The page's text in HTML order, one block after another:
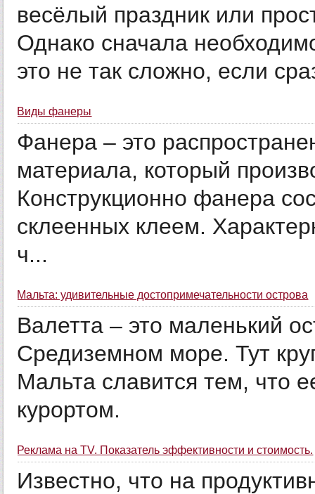
весёлый праздник или
Однако сначала
это не так сложно, если
Виды фанеры
Фанера – это
материала, который
Конструкционно фанера
склеенных клеем.
ч...
Мальта: удивительные достопримечательности острова
Валетта – это маленький
Средиземном море. Тут
Мальта славится тем, что
курортом.
Реклама на TV. Показатель эффективности и стоимость.
Известно, что на